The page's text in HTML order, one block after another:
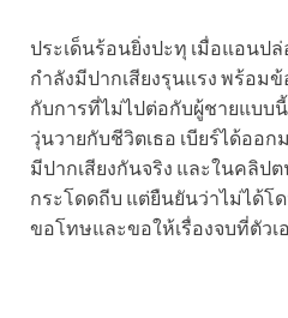
ประเด็นร้อนยิ่งปะทุ เมื่อแอนป
กำลังมีปากเสียงรุนแรง พร้อม
กับการที่ไม่ไปต่อกับผู้ชายแบบ
วุ่นวายกับชีวิตเธอ เบียร์ได้ออ
มีปากเสียงกันจริง และในคลิป
กระโดดถีบ แต่ยืนยันว่าไม่ได้โ
ขอโทษและขอให้เรื่องจบที่ตัวเ